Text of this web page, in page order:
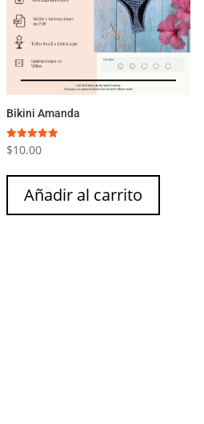
Bikini Amanda
Valorado
con
de 5
$10.00
Añadir al carrito